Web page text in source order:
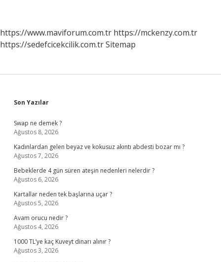
https://www.maviforum.com.tr https://mckenzy.com.tr
https://sedefcicekcilik.com.trSitemap
Sidebar
Son Yazılar
Swap ne demek ?
Ağustos 8, 2026
Kadınlardan gelen beyaz ve kokusuz akıntı abdesti bozar mı ?
Ağustos 7, 2026
Bebeklerde 4 gün süren ateşin nedenleri nelerdir ?
Ağustos 6, 2026
Kartallar neden tek başlarına uçar ?
Ağustos 5, 2026
Avam orucu nedir ?
Ağustos 4, 2026
1000 TL’ye kaç Kuveyt dinarı alınır ?
Ağustos 3, 2026